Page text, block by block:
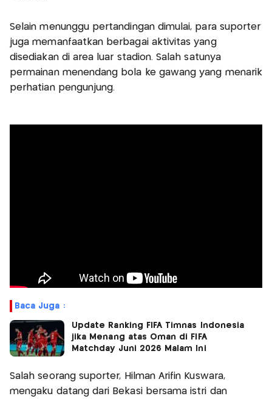
Selain menunggu pertandingan dimulai, para suporter
juga memanfaatkan berbagai aktivitas yang
disediakan di area luar stadion. Salah satunya
permainan menendang bola ke gawang yang menarik
perhatian pengunjung.
Baca Juga :
Update Ranking FIFA Timnas Indonesia
jika Menang atas Oman di FIFA
Matchday Juni 2026 Malam Ini
Salah seorang suporter, Hilman Arifin Kuswara,
mengaku datang dari Bekasi bersama istri dan